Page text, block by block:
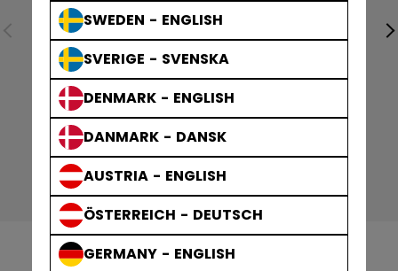
SWEDEN - ENGLISH
SVERIGE - SVENSKA
DENMARK - ENGLISH
DANMARK - DANSK
AUSTRIA - ENGLISH
ÖSTERREICH - DEUTSCH
GERMANY - ENGLISH